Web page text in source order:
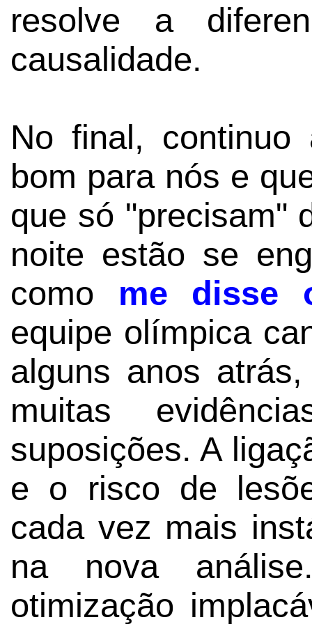
resolve a
causalidade.
No final,
bom para nós e
que só "precisam"
noite estão se
como me disse
equipe olímpica
alguns anos
muitas
suposições. A
e o risco de
cada vez mais
na nova
otimização